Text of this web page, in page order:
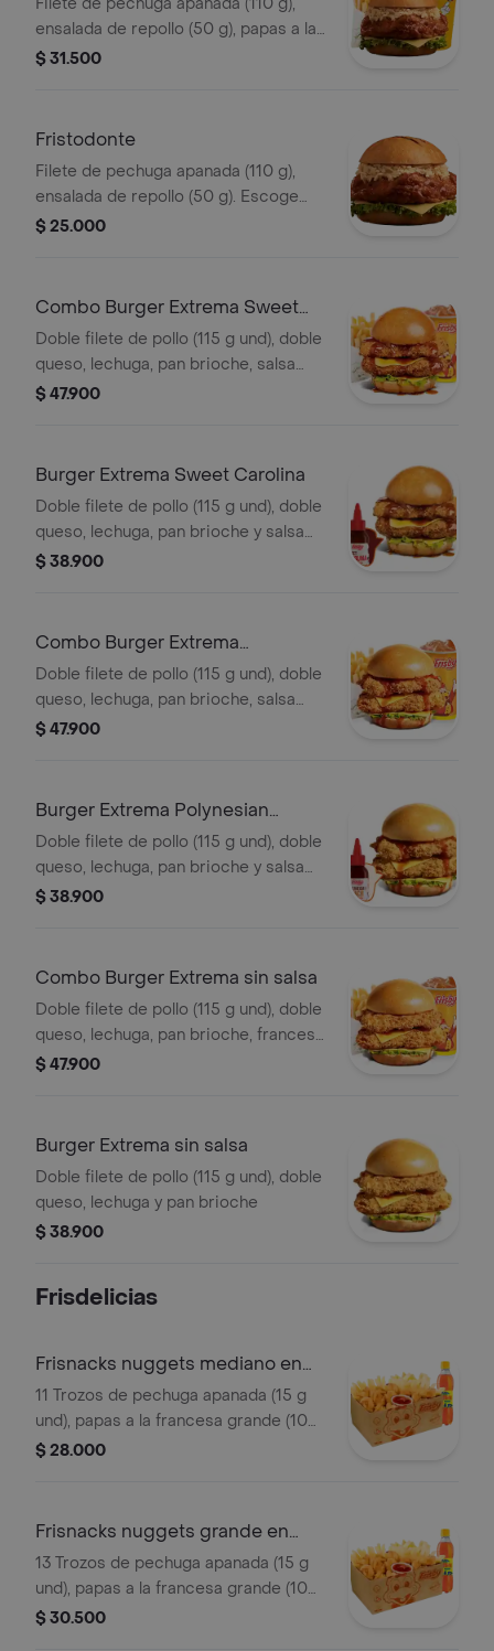
ensalada de repollo (50 g), papas a la
francesa mediana (60 g) y gaseosa
$ 31.500
Fristodonte
Filete de pechuga apanada (110 g),
ensalada de repollo (50 g). Escoge
entre salsa búfalo sriracha, BBQ, salsa
$ 25.000
Combo Burger Extrema Sweet
Carolina
Doble filete de pollo (115 g und), doble
queso, lechuga, pan brioche, salsa
sweet Carolina,francesa mediana (60
$ 47.900
Burger Extrema Sweet Carolina
Doble filete de pollo (115 g und), doble
queso, lechuga, pan brioche y salsa
sweet Carolina
$ 38.900
Combo Burger Extrema
Polynesian Beach
Doble filete de pollo (115 g und), doble
queso, lechuga, pan brioche, salsa
Polynesian beach, francesa mediana
$ 47.900
Burger Extrema Polynesian
Beach
Doble filete de pollo (115 g und), doble
queso, lechuga, pan brioche y salsa
Polynesian beach
$ 38.900
Combo Burger Extrema sin salsa
Doble filete de pollo (115 g und), doble
queso, lechuga, pan brioche, francesa
mediana (60 g) y gaseosa (325 ml)
$ 47.900
Burger Extrema sin salsa
Doble filete de pollo (115 g und), doble
queso, lechuga y pan brioche
$ 38.900
Frisdelicias
Frisnacks nuggets mediano en
caja
11 Trozos de pechuga apanada (15 g
und), papas a la francesa grande (100
g), gaseosa (400 ml)
$ 28.000
Frisnacks nuggets grande en
caja
13 Trozos de pechuga apanada (15 g
und), papas a la francesa grande (100
g), gaseosa (400 ml)
$ 30.500